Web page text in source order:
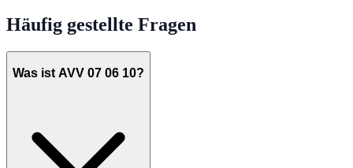
Häufig gestellte Fragen
Was ist AVV 07 06 10?